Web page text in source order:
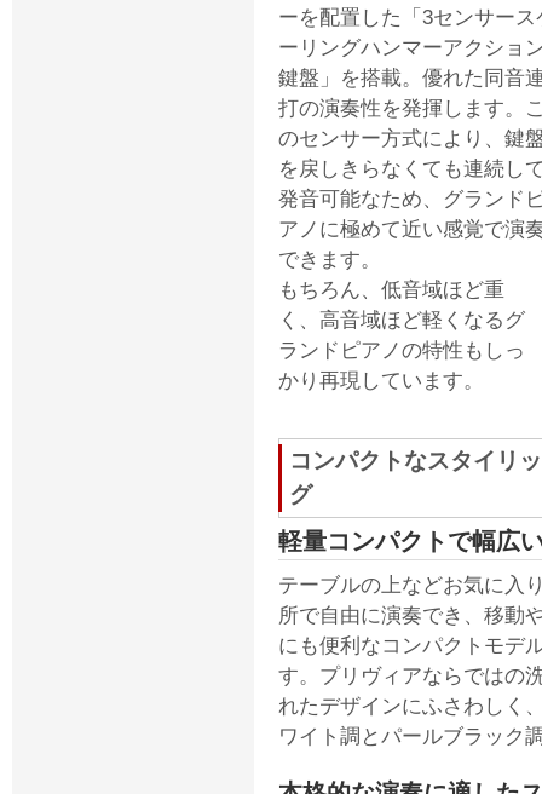
ーを配置した「3センサース
ーリングハンマーアクショ
鍵盤」を搭載。優れた同音
打の演奏性を発揮します。
のセンサー方式により、鍵
を戻しきらなくても連続し
発音可能なため、グランド
アノに極めて近い感覚で演
できます。
もちろん、低音域ほど重
く、高音域ほど軽くなるグ
ランドピアノの特性もしっ
かり再現しています。
コンパクトなスタイリ
グ
軽量コンパクトで幅広
テーブルの上などお気に入
所で自由に演奏でき、移動
にも便利なコンパクトモデ
す。プリヴィアならではの
れたデザインにふさわしく
ワイト調とパールブラック